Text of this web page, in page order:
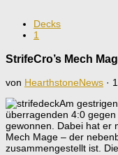
Decks
1
StrifeCro’s Mech
von HearthstoneNews ·
Am
überragenden 4:0 gegen
gewonnen. Dabei hat er
Mech Mage – der
zusammengestellt ist.